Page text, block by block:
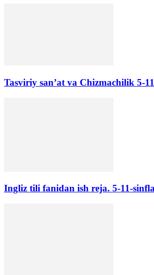
Tasviriy san’at va Chizmachilik 5-
Ingliz tili fanidan ish reja. 5-11-